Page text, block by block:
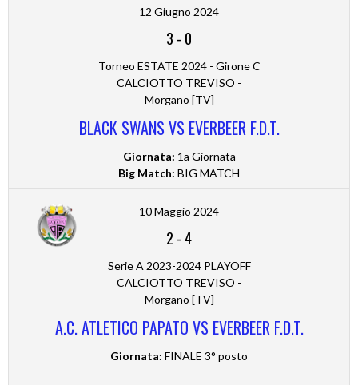
12 Giugno 2024
3 - 0
Torneo ESTATE 2024 - Girone C
CALCIOTTO TREVISO -
Morgano [TV]
BLACK SWANS VS EVERBEER F.D.T.
Giornata: 1a Giornata
Big Match: BIG MATCH
10 Maggio 2024
2 - 4
Serie A 2023-2024 PLAYOFF
CALCIOTTO TREVISO -
Morgano [TV]
A.C. ATLETICO PAPATO VS EVERBEER F.D.T.
Giornata: FINALE 3° posto